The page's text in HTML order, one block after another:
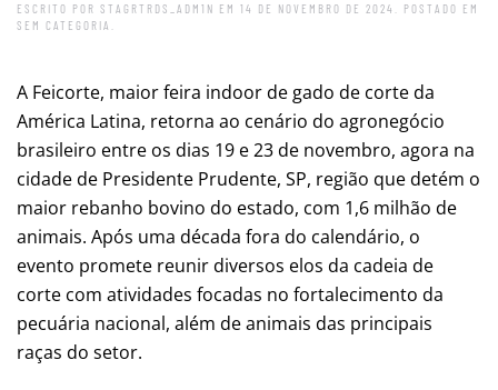
ESCRITO POR STAGRTRDS_ADM1N EM 14 DE NOVEMBRO DE 2024
. POSTADO EM
SEM CATEGORIA
A Feicorte, maior feira indoor de gado de corte da
América Latina, retorna ao cenário do agronegócio
brasileiro entre os dias 19 e 23 de novembro, agora na
cidade de Presidente Prudente, SP, região que detém o
maior rebanho bovino do estado, com 1,6 milhão de
animais. Após uma década fora do calendário, o
evento promete reunir diversos elos da cadeia de
corte com atividades focadas no fortalecimento da
pecuária nacional, além de animais das principais
raças do setor.